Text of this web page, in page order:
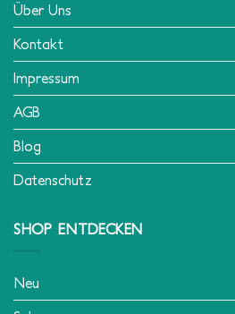
Über Uns
Kontakt
Impressum
AGB
Blog
Datenschutz
SHOP ENTDECKEN
Neu